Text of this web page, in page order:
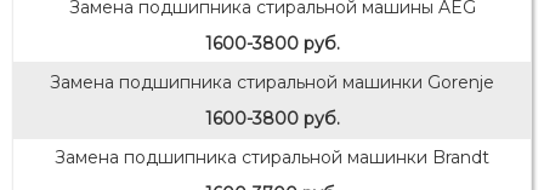
Замена подшипника стиральной машины AEG
1600-3800 руб.
Замена подшипника стиральной машинки Gorenje
1600-3800 руб.
Замена подшипника стиральной машинки Brandt